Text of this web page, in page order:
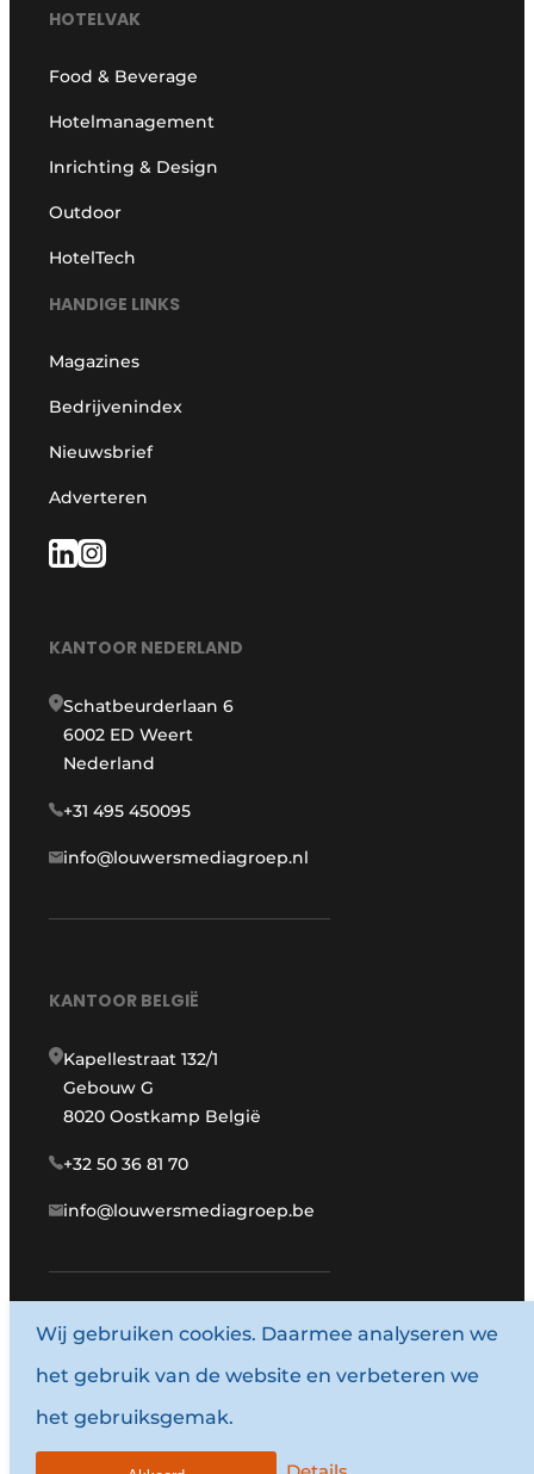
HOTELVAK
Food & Beverage
Hotelmanagement
Inrichting & Design
Outdoor
HotelTech
HANDIGE LINKS
Magazines
Bedrijvenindex
Nieuwsbrief
Adverteren
KANTOOR NEDERLAND
Schatbeurderlaan 6
6002 ED Weert
Nederland
+31 495 450095
info@louwersmediagroep.nl
KANTOOR BELGIË
Kapellestraat 132/1
Gebouw G
8020 Oostkamp België
+32 50 36 81 70
info@louwersmediagroep.be
www.louwersmediagroep.com
© 1987 - 2026 Louwersmediagroep.
Algemene voorwaarden
Wij gebruiken cookies. Daarmee analyseren we
het gebruik van de website en verbeteren we
het gebruiksgemak.